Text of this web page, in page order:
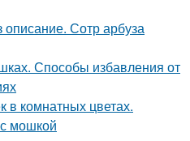
Сотр арбуза
Способы избавления от
в комнатных цветах.
мошкой